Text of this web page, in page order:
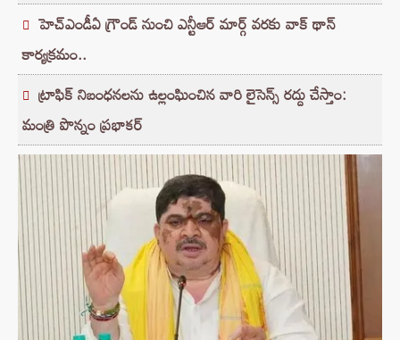
హెచ్ఎండీఏ గ్రౌండ్ నుంచి ఎన్టీఆర్ మార్గ్ వరకు వాక్ థాన్
కార్యక్రమం..
ట్రాఫిక్ నిబంధనలను ఉల్లంఘించిన వారి లైసెన్స్‌ రద్దు చేస్తాం:
మంత్రి పొన్నం ప్రభాకర్